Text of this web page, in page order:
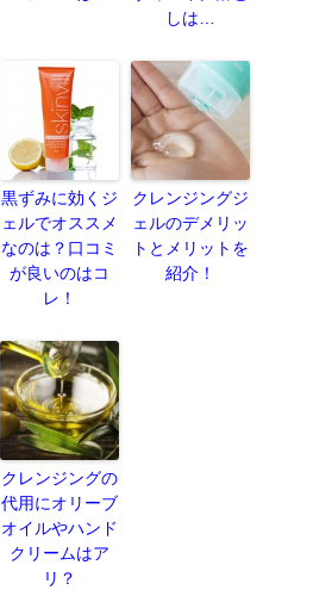
しは…
黒ずみに効くジ
ェルでオススメ
なのは？口コミ
が良いのはコ
レ！
クレンジングジ
ェルのデメリッ
トとメリットを
紹介！
クレンジングの
代用にオリーブ
オイルやハンド
クリームはア
リ？